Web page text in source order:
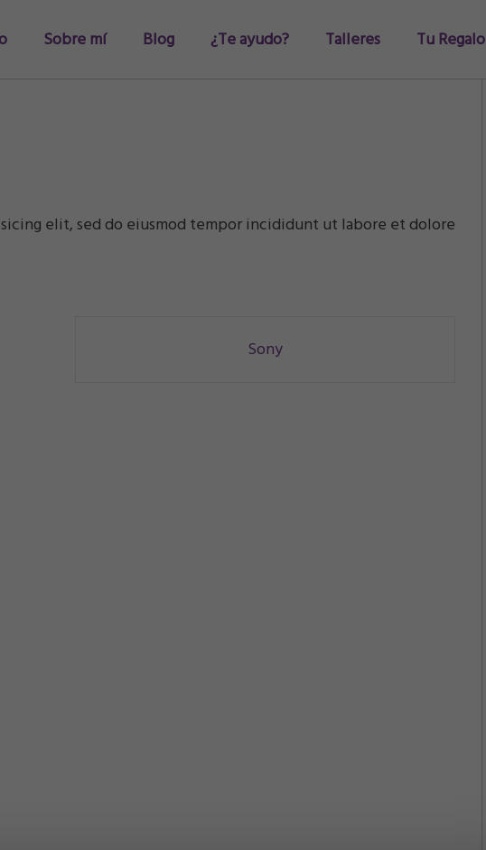
Sobre mí Blog ¿Te ayudo? Talleres Tu Regalo
elit, sed do eiusmod tempor incididunt ut labore et dolore
Sony